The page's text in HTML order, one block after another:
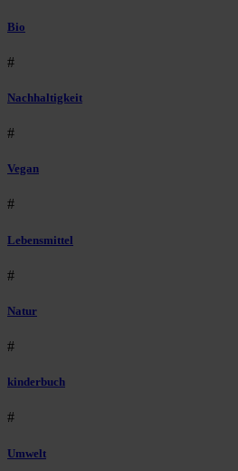
Bio
#
Nachhaltigkeit
#
Vegan
#
Lebensmittel
#
Natur
#
kinderbuch
#
Umwelt